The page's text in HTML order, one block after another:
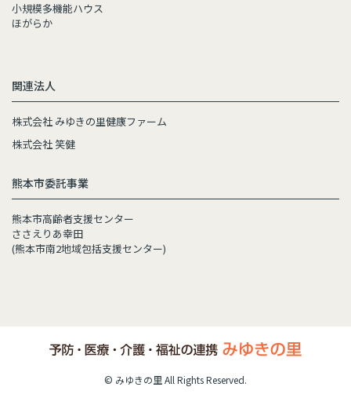
小規模多機能ハウス
ほがらか
関連法人
株式会社 みゆきの里健康ファーム
株式会社 笑健
熊本市委託事業
熊本市高齢者支援センター
ささえりあ幸田
(熊本市南2地域包括支援センター)
© みゆきの里 All Rights Reserved.